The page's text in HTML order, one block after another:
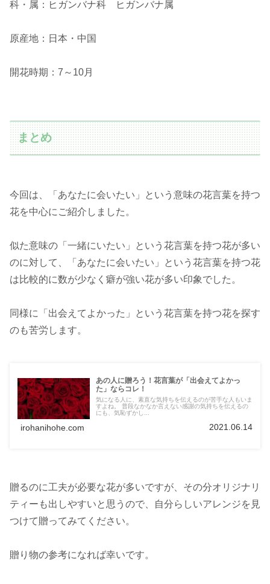
科・属：ヒガンバナ科 ヒガンバナ属
原産地：日本・中国
開花時期：7～10月
まとめ
今回は、「あなたに会いたい」という意味の花言葉を持つ
花を中心にご紹介しました。
似た意味の「一緒にいたい」という花言葉を持つ花が多い
のに対して、「あなたに会いたい」という花言葉を持つ花
は比較的に数が少なく癖が強い花が多い印象でした。
同様に「出会えてよかった」という花言葉を持つ花を探す
のも苦労します。
あの人に贈ろう！花言葉が「出会えてよかっ
た」ならコレ！
気になる人に、素直な気持ちを伝えるのが苦手な人もいま
すよね。 普段なかなか言えない感謝の気持ちを伝えるの
にも、気恥ずかし...
irohanihohe.com 2021.06.14
贈るのに工夫が必要な花が多いですが、その分オリジナリ
ティーも出しやすいと思うので、自分らしいアレンジを見
つけて贈ってみてください。
贈り物の参考になれば幸いです。